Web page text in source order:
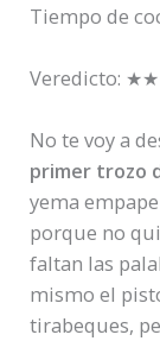
Tiempo de
Veredicto:
No te voy a
primer trozo
yema
porque no
faltan las
mismo el
tirabeques,